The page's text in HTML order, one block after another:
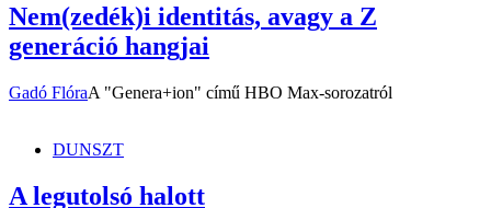
Nem(zedék)i identitás, avagy a Z
generáció hangjai
Gadó FlóraA "Genera+ion" című HBO Max-sorozatról
DUNSZT
A legutolsó halott